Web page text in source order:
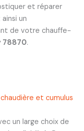
et réparer
un
de votre chauffe-
78870.
et cumulus
un large choix de